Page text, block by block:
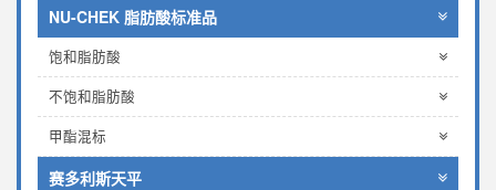
NU-CHEK 脂肪酸标准品
饱和脂肪酸
不饱和脂肪酸
甲酯混标
赛多利斯天平